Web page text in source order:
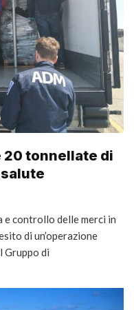
20 tonnellate di
e controllo delle merci in
di un’operazione
Gruppo di